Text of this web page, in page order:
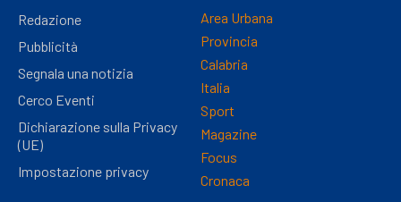
Redazione
Pubblicità
Segnala una notizia
Cerco Eventi
Dichiarazione sulla Privacy
(UE)
Impostazione privacy
Area Urbana
Provincia
Calabria
Italia
Sport
Magazine
Focus
Cronaca